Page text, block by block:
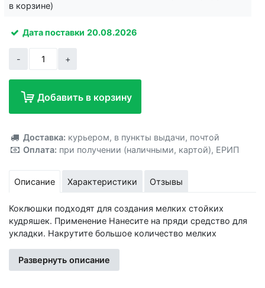
в корзине)
Дата поставки 20.08.2026
- +
Добавить в корзину
Добавлено!
Доставка: курьером, в пункты выдачи, почтой
Оплата: при получении (наличными, картой), ЕРИП
Описание Характеристики Отзывы
Коклюшки подходят для создания мелких стойких
кудряшек. Применение Нанесите на пряди средство для
укладки. Накрутите большое количество мелких
и горячий воздух. Распустите волосы, немного
расчешите. Снимайте бигуди очень аккуратно, медленно
Развернуть описание